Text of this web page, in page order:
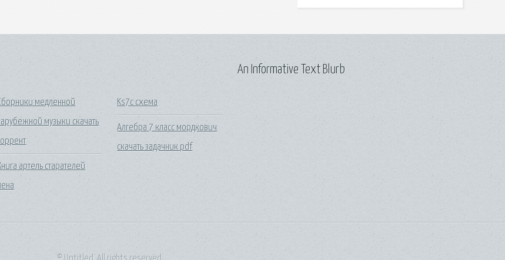
медленной
музыки скачать
артель старателей
Ks7c схема
Алгебра 7 класс мордкович
скачать задачник pdf
An Informative Text Blurb